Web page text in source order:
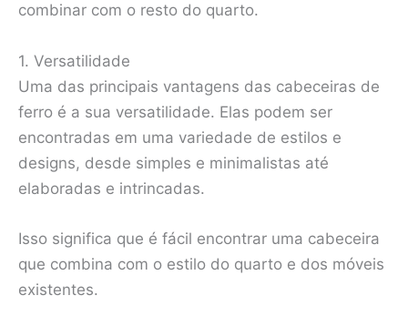
combinar com o resto do quarto.
1. Versatilidade
Uma das principais vantagens das cabeceiras de
ferro é a sua versatilidade. Elas podem ser
encontradas em uma variedade de estilos e
designs, desde simples e minimalistas até
elaboradas e intrincadas.
Isso significa que é fácil encontrar uma cabeceira
que combina com o estilo do quarto e dos móveis
existentes.